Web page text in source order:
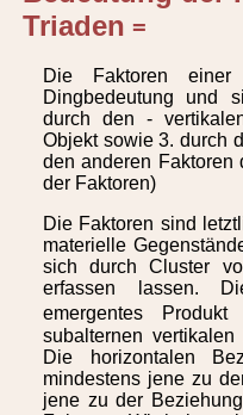
Triaden =
Die Faktoren
Dingbedeutung und
durch den -
Objekt sowie 3. durch
den anderen Faktoren
der Faktoren)
Die Faktoren sind
materielle
sich durch Cluster
erfassen lassen.
emergentes
subalternen
Die horizontalen
mindestens jene zu
jene zu der